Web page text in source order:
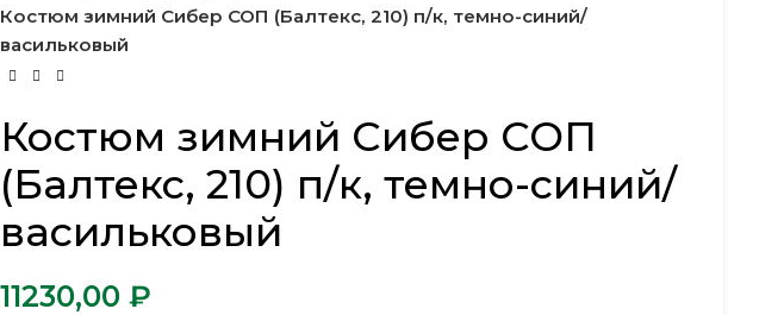
Костюм зимний Сибер СОП (Балтекс, 210) п/к, темно-синий/
васильковый
Костюм зимний Сибер СОП
(Балтекс, 210) п/к, темно-синий/
васильковый
₽